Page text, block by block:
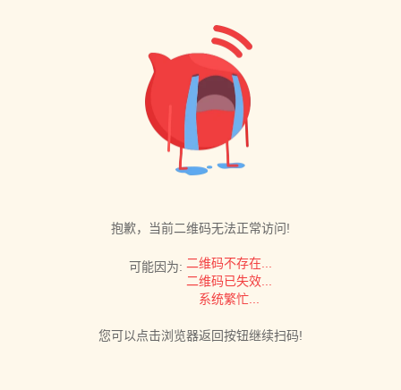
抱歉，当前二维码无法正常访问!
可能因为: 二维码不存在...
二维码已失效...
系统繁忙...
您可以点击浏览器返回按钮继续扫码!